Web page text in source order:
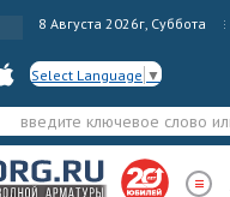
8 Августа 2026г, Суббота
Select Language ▼